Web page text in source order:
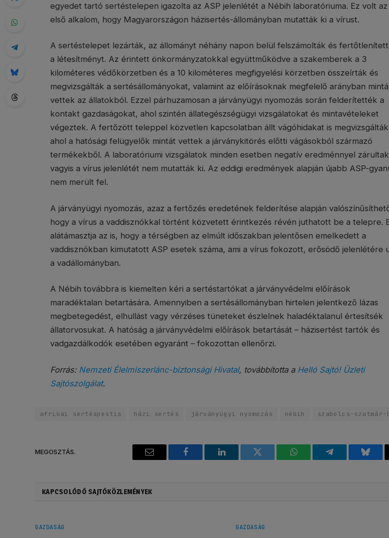
egyedet tartó sertéstelepen igazolta az ASP jelenlétét a Nébih laboratóriuma. Ez volt az
első alkalom, hogy Magyarországon házisertés-állományban mutatták ki a vírust.
A sertéstelepet lezárták, az állományt néhány napon belül felszámolták és
a létesítményt. Az érintett önkormányzatokkal együttműködve a szakemberek a 3
kilométeres védőkörzetben és a 10 kilométeres megfigyelési körzetben összeírták és
megvizsgálták a sertésállományokat, valamint az előírásoknak megfelelő arányban
vettek az állatokból. Ezzel párhuzamosan a járványügyi nyomozás során felderítették a
kontakt gazdaságokat, ahol szintén állategészségügyi vizsgálatokat és mintavételeket
végeztek. A fertőzött teleppel közvetlen kapcsolatban állt vágóhidakat is
ahol a hatósági felügyelők mintát vettek a járványkitörés előtti vágásokból származó
termékekből. A laboratóriumi vizsgálatok minden esetben negatív eredménnyel
vagyis a vírus jelenlétét nem mutatták ki. Az eddigi eredmények alapján újabb ASP-
nem merült fel.
A járványügyi nyomozás, azaz a fertőzés eredetének felderítése alapján
hogy a vírus a vaddisznókkal történt közvetett érintkezés révén juthatott be a telepre.
alátámasztja az is, hogy a térségben az elmúlt időszakban jelentősen emelkedett a
vaddisznókban kimutatott ASP esetek száma, ami a vírus fokozott, erősödő jelenlétére
a vadállományban.
A Nébih továbbra is kiemelten kéri a sertéstartókat a járványvédelmi előírások
maradéktalan betartására. Amennyiben a sertésállományban hirtelen jelentkező lázas
megbetegedést, elhullást vagy vérzéses tüneteket észlelnek haladéktalanul értesítsék
állatorvosukat. A hatóság a járványvédelmi előírások betartását – házisertést tartók és
vadgazdálkodók esetében egyaránt – fokozottan ellenőrzi.
Forrás: Nemzeti Élelmiszerlánc-biztonsági Hivatal, továbbította a Helló Sajtó! Üzleti
Sajtószolgálat.
afrikai sertéspestis házi sertés járványügyi nyomozás nébih szabolcs-szatmár-
MEGOSZTÁS.
Email Facebook LinkedIn Twitter WhatsAppTelegram
KAPCSOLÓDÓ SAJTÓKÖZLEMÉNYEK
GAZDASÁG GAZDASÁG